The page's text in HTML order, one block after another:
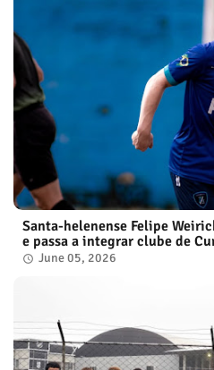
Santa-helenense Felipe
e passa a integrar clube de
June 05, 2026